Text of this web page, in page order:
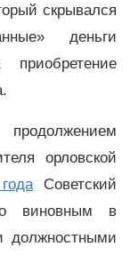
скрывался
деньги
орловской
Советский
виновным в
должностными